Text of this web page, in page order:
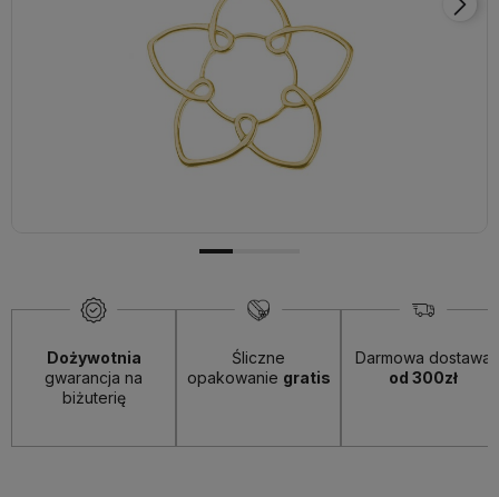
Dożywotnia
gwarancja na
biżuterię
Śliczne
opakowanie gratis
Darmowa dostawa
od 300zł